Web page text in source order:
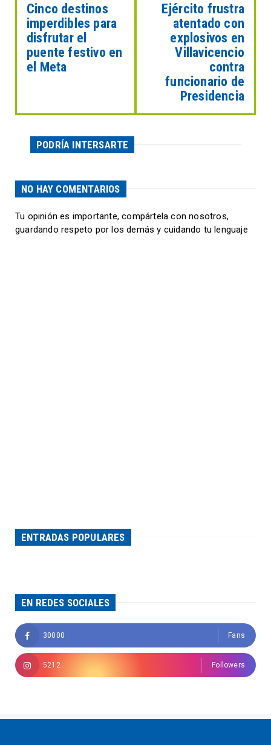
Cinco destinos
imperdibles para
disfrutar el
puente festivo en
el Meta
Ejército frustra
atentado con
explosivos en
Villavicencio
contra
funcionario de
Presidencia
PODRÍA INTERSARTE
NO HAY COMENTARIOS
Tu opinión es importante, compártela con nosotros,
guardando respeto por los demás y cuidando tu lenguaje
ENTRADAS POPULARES
EN REDES SOCIALES
30000 Fans
5212 Followers